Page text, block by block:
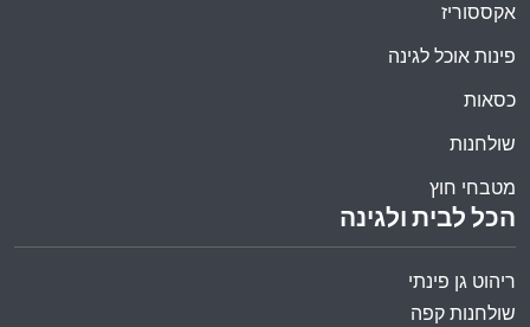
הכל לבית ולגינה
ריהוט גן פינתי
שולחנות קפה
אקססוריז
פינות אוכל לגינה
כסאות
שולחנות
מטבחי חוץ